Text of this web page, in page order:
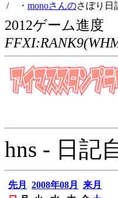
/ ・ monoさんのさぼり日
2012ゲーム進度
hns - 日記
先月 2008年08月
来月